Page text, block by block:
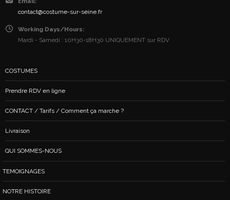
contact@costume-sur-seine.fr
Working Days/Hours:
Mardi - Samedi : 10H30-18H30 UNIQUEMENT sur RDV
COSTUMES
Prendre RDV en ligne
CONTACT / Tarifs / Comment ça marche ?
Livraison
QUI SOMMES-NOUS
TEMOIGNAGES
NOTRE HISTOIRE